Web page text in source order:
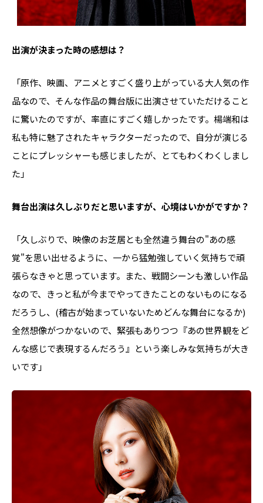
――出演が決まった時の感想は？
「原作、映画、アニメとすごく盛り上がっている大人気の作
品なので、そんな作品の舞台版に出演させていただけること
に驚いたのですが、率直にすごく嬉しかったです。楊端和は
私も特に魅了されたキャラクターだったので、自分が演じる
ことにプレッシャーも感じましたが、とてもわくわくしまし
た」
――舞台出演は久しぶりだと思いますが、心境はいかがですか？
「久しぶりで、映像のお芝居とも全然違う舞台の"あの感
覚"を思い出せるように、一から猛勉強していく気持ちで頑
張らなきゃと思っています。また、戦闘シーンも激しい作品
なので、きっと私が今までやってきたことのないものになる
だろうし、(稽古が始まっていないためどんな舞台になるか)
全然想像がつかないので、緊張もありつつ『あの世界観をど
んな感じで表現するんだろう』という楽しみな気持ちが大き
いです」